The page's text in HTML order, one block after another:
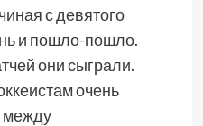
с девятого
и пошло-пошло.
они сыграли.
очень
между